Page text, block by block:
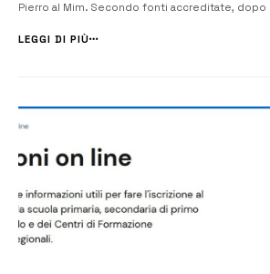
Pierro al Mim. Secondo fonti accreditate, dopo
Sicilia per un importante incarico al Ministero
LEGGI DI PIÙ